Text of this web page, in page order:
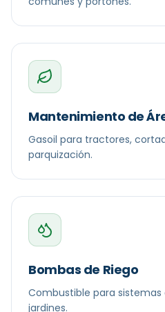
Mantenimiento de
Gasoil para tractores,
parquización.
Bombas de Riego
Combustible para
jardines.